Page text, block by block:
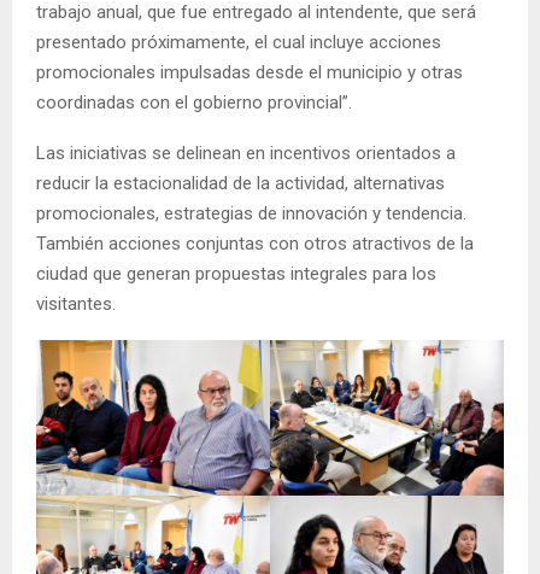
trabajo anual, que fue entregado al intendente, que será
presentado próximamente, el cual incluye acciones
promocionales impulsadas desde el municipio y otras
coordinadas con el gobierno provincial”.
Las iniciativas se delinean en incentivos orientados a
reducir la estacionalidad de la actividad, alternativas
promocionales, estrategias de innovación y tendencia.
También acciones conjuntas con otros atractivos de la
ciudad que generan propuestas integrales para los
visitantes.